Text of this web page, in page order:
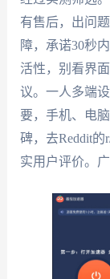
有售后，出问
障，承诺30秒
活性，别看界
议。一人多端
要，手机、电
碑，去Reddit的
实用户评价。